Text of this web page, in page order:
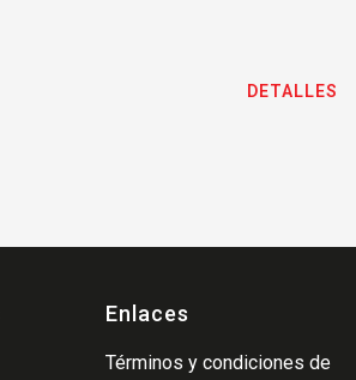
DETALLES
Enlaces
Términos y condiciones de